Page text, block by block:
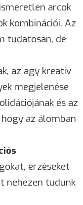
arcok
kombinációi. Az
tudatosan, de
az agy kreatív
megjelenése
és az
az álomban
érzéseket
nehezen tudunk